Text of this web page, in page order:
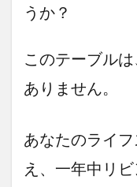
グコタ
ツ」の
3.5.1
「座
卓」か
グ」ま
在に変
うか？
このテーブル
ありません。
あなたのライ
え、一年中リ